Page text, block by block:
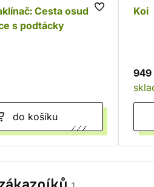
Cesta osudu -
s podtácky
do košíku
Koi
949